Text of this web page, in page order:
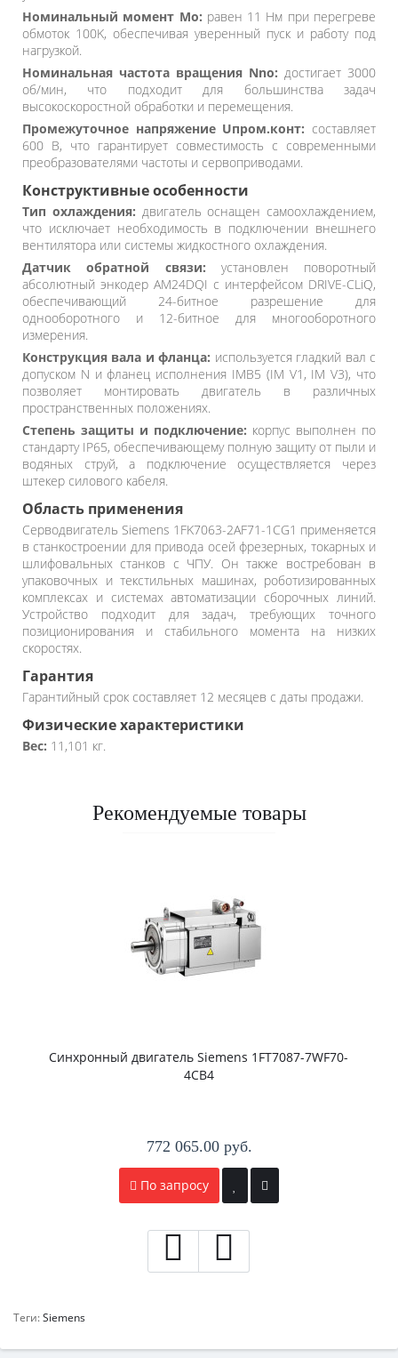
Номинальный момент Mo: равен 11 Нм при перегреве
обмоток 100K, обеспечивая уверенный пуск и работу под
нагрузкой.
Номинальная частота вращения Nno: достигает 3000
об/мин, что подходит для большинства задач
высокоскоростной обработки и перемещения.
Промежуточное напряжение Uпром.конт: составляет
600 В, что гарантирует совместимость с современными
преобразователями частоты и сервоприводами.
Конструктивные особенности
Тип охлаждения: двигатель оснащен самоохлаждением,
что исключает необходимость в подключении внешнего
вентилятора или системы жидкостного охлаждения.
Датчик обратной связи: установлен поворотный
абсолютный энкодер AM24DQI с интерфейсом DRIVE-CLiQ,
обеспечивающий 24-битное разрешение для
однооборотного и 12-битное для многооборотного
измерения.
Конструкция вала и фланца: используется гладкий вал с
допуском N и фланец исполнения IMB5 (IM V1, IM V3), что
позволяет монтировать двигатель в различных
пространственных положениях.
Степень защиты и подключение: корпус выполнен по
стандарту IP65, обеспечивающему полную защиту от пыли и
водяных струй, а подключение осуществляется через
штекер силового кабеля.
Область применения
Серводвигатель Siemens 1FK7063-2AF71-1CG1 применяется
в станкостроении для привода осей фрезерных, токарных и
шлифовальных станков с ЧПУ. Он также востребован в
упаковочных и текстильных машинах, роботизированных
комплексах и системах автоматизации сборочных линий.
Устройство подходит для задач, требующих точного
позиционирования и стабильного момента на низких
скоростях.
Гарантия
Гарантийный срок составляет 12 месяцев с даты продажи.
Физические характеристики
Вес: 11,101 кг.
Рекомендуемые товары
Синхронный двигатель Siemens 1FT7087-7WF70-
4CB4
772 065.00 руб.
По запросу
Теги:Siemens